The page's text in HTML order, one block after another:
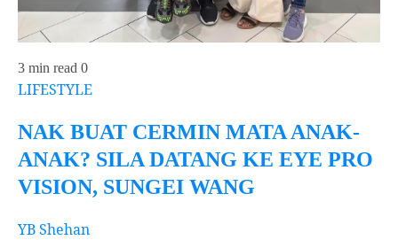
3 min read 0
LIFESTYLE
NAK BUAT CERMIN MATA ANAK-
ANAK? SILA DATANG KE EYE PRO
VISION, SUNGEI WANG
YB Shehan